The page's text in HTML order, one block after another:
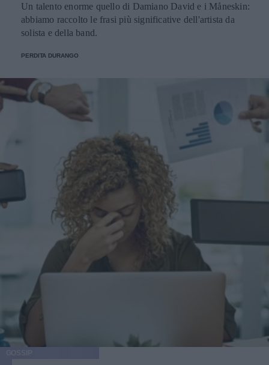
Un talento enorme quello di Damiano David e i Måneskin:
abbiamo raccolto le frasi più significative dell'artista da
solista e della band.
PERDITA DURANGO